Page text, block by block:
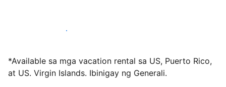
Mag-host sa amin ngayon
*Available sa mga vacation rental sa US, Puerto Rico,
at US. Virgin Islands. Ibinigay ng Generali.